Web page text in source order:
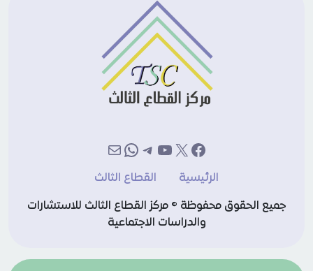
فيسبوك
إكسيوتيوب
تيليجرام
واتساب
بريد
الرئيسية
القطاع الثالث
جميع الحقوق محفوظة © مركز القطاع الثالث للاستشارات
والدراسات الاجتماعية